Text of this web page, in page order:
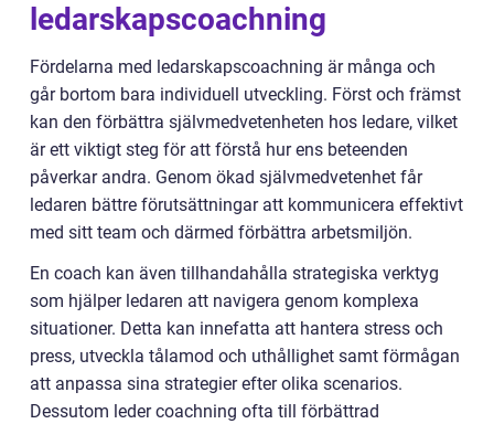
ledarskapscoachning
Fördelarna med ledarskapscoachning är många och
går bortom bara individuell utveckling. Först och främst
kan den förbättra självmedvetenheten hos ledare, vilket
är ett viktigt steg för att förstå hur ens beteenden
påverkar andra. Genom ökad självmedvetenhet får
ledaren bättre förutsättningar att kommunicera effektivt
med sitt team och därmed förbättra arbetsmiljön.
En coach kan även tillhandahålla strategiska verktyg
som hjälper ledaren att navigera genom komplexa
situationer. Detta kan innefatta att hantera stress och
press, utveckla tålamod och uthållighet samt förmågan
att anpassa sina strategier efter olika scenarios.
Dessutom leder coachning ofta till förbättrad